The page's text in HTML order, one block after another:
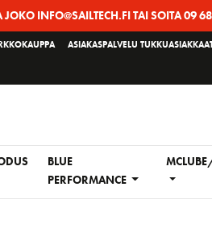
JOKO INFO@SAILTECH.FI TAI SOITA
ASIAKASPALVELU
BLUE
PERFORMANCE